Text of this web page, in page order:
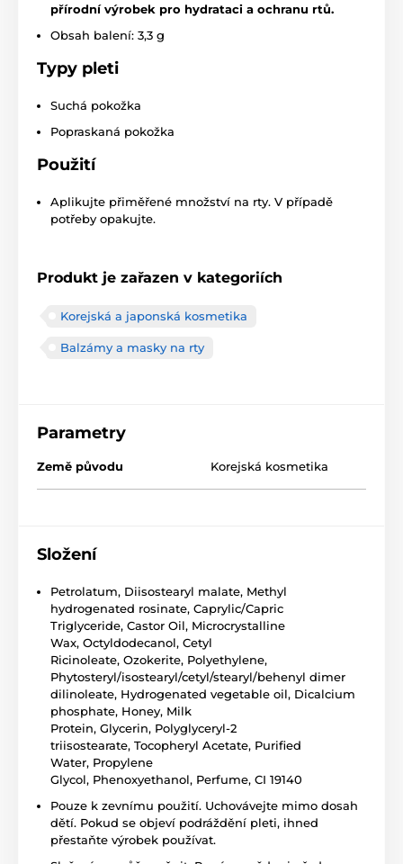
přírodní výrobek pro hydrataci a ochranu rtů.
Obsah balení: 3,3 g
Typy pleti
Suchá pokožka
Popraskaná pokožka
Použití
Aplikujte přiměřené množství na rty. V případě
potřeby opakujte.
Produkt je zařazen v kategoriích
Korejská a japonská kosmetika
Balzámy a masky na rty
Parametry
Země původu Korejská kosmetika
Složení
Petrolatum, Diisostearyl malate, Methyl
hydrogenated rosinate, Caprylic/Capric
Triglyceride, Castor Oil, Microcrystalline
Wax, Octyldodecanol, Cetyl
Ricinoleate, Ozokerite, Polyethylene,
Phytosteryl/isostearyl/cetyl/stearyl/behenyl dimer
dilinoleate, Hydrogenated vegetable oil, Dicalcium
phosphate, Honey, Milk
Protein, Glycerin, Polyglyceryl-2
triisostearate, Tocopheryl Acetate, Purified
Water, Propylene
Glycol, Phenoxyethanol, Perfume, CI 19140
Pouze k zevnímu použití. Uchovávejte mimo dosah
dětí. Pokud se objeví podráždění pleti, ihned
přestaňte výrobek používat.